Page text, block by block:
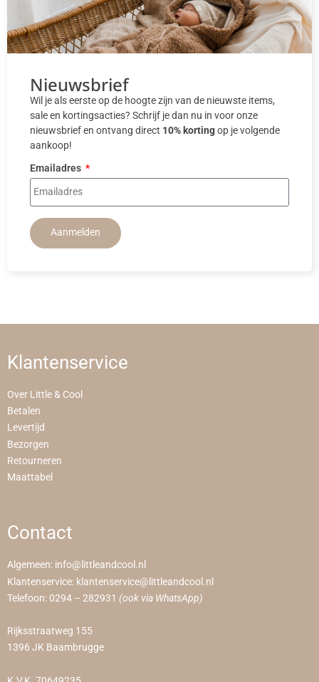
Nieuwsbrief
Wil je als eerste op de hoogte zijn van de nieuwste items,
sale en kortingsacties? Schrijf je dan nu in voor onze
nieuwsbrief en ontvang direct 10% kortingop je volgende
aankoop!
Emailadres
Aanmelden
Klantenservice
Over Little & Cool
Betalen
Levertijd
Bezorgen
Retourneren
Maattabel
Contact
Algemeen: info@littleandcool.nl
Klantenservice: klantenservice@littleandcool.nl
Telefoon: 0294 – 282931 (ook via WhatsApp)
Rijksstraatweg 155
1396 JK Baambrugge